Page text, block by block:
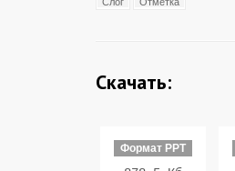
Скачать:
Формат PPT